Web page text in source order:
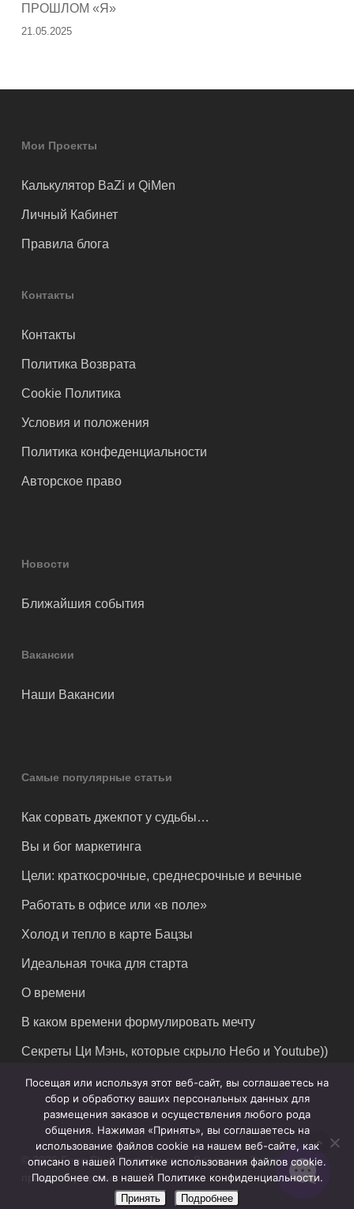
ПРОШЛОМ «Я»
21.05.2025
Мои Проекты
Калькулятор BaZi и QiMen
Личный Кабинет
Правила блога
Контакты
Контакты
Политика Возврата
Cookie Политика
Условия и положения
Политика конфеденциальности
Авторское право
Новости
Ближайшия события
Вакансии
Наши Вакансии
Самые популярные статьи
Как сорвать джекпот у судьбы…
Вы и бог маркетинга
Цели: краткосрочные, среднесрочные и вечные
Работать в офисе или «в поле»
Холод и тепло в карте Бацзы
Идеальная точка для старта
О времени
В каком времени формулировать мечту
Секреты Ци Мэнь, которые скрыло Небо и Youtube))
© 2026 Feng Shui Crazy Journey. Владимир Захаров. Все
права защищены.
Посещая или используя этот веб-сайт, вы соглашаетесь на
сбор и обработку ваших персональных данных для
размещения заказов и осуществления любого рода
общения. Нажимая «Принять», вы соглашаетесь на
использование файлов cookie на нашем веб-сайте, как
описано в нашей Политике использования файлов cookie.
Подробнее см. в нашей Политике конфиденциальности.
Принять Подробнее